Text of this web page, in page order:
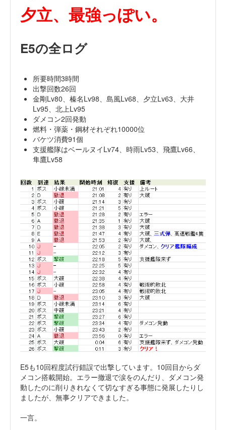
夕立、最強っぽい。
E5の全ログ
所要時間3時間
出撃回数26回
金剛Lv80、榛名Lv98、島風Lv68、夕立Lv63、大井
Lv95、北上Lv95
ダメコン2回発動
燃料・弾薬・鋼材それぞれ10000位
バケツ消費91個
支援艦隊はベールヌイLv74、時雨Lv53、飛鷹Lv66、
隼鷹Lv58
E5も10回程度試行錯誤で出撃しています。10回目からダ
メコン搭載開始。エラー撤退で涙をのんだり、ダメコン発
動したのに削りきれなくて切なすぎる事態に発展したりし
ましたが、無事クリアできました。
一言。